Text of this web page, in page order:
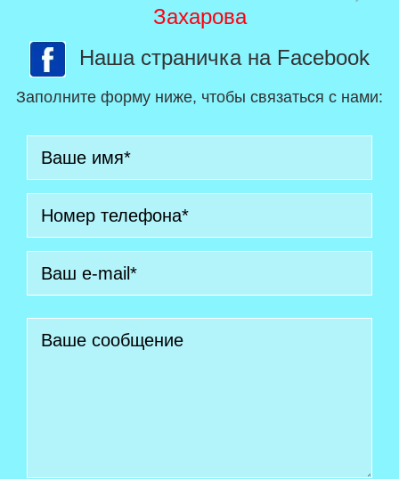
Захарова
Наша страничка на Facebook
Заполните форму ниже, чтобы связаться с нами: